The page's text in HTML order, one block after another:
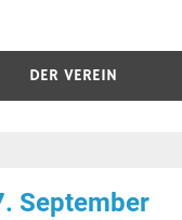
DER VEREIN
September